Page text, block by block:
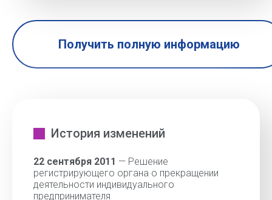
Получить полную информацию
История изменений
22 сентября 2011 — Решение
регистрирующего органа о прекращении
деятельности индивидуального
предпринимателя